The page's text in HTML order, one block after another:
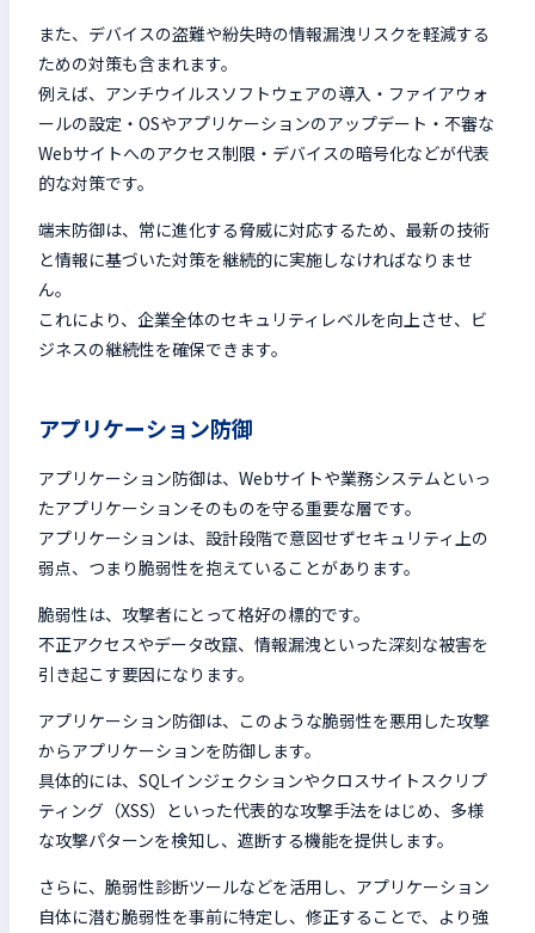
また、デバイスの盗難や紛失時の情報漏洩リスクを軽減する
ための対策も含まれます。
例えば、アンチウイルスソフトウェアの導入・ファイアウォ
ールの設定・OSやアプリケーションのアップデート・不審な
Webサイトへのアクセス制限・デバイスの暗号化などが代表
的な対策です。
端末防御は、常に進化する脅威に対応するため、最新の技術
と情報に基づいた対策を継続的に実施しなければなりませ
ん。
これにより、企業全体のセキュリティレベルを向上させ、ビ
ジネスの継続性を確保できます。
アプリケーション防御
アプリケーション防御は、Webサイトや業務システムといっ
たアプリケーションそのものを守る重要な層です。
アプリケーションは、設計段階で意図せずセキュリティ上の
弱点、つまり脆弱性を抱えていることがあります。
脆弱性は、攻撃者にとって格好の標的です。
不正アクセスやデータ改竄、情報漏洩といった深刻な被害を
引き起こす要因になります。
アプリケーション防御は、このような脆弱性を悪用した攻撃
からアプリケーションを防御します。
具体的には、SQLインジェクションやクロスサイトスクリプ
ティング（XSS）といった代表的な攻撃手法をはじめ、多様
な攻撃パターンを検知し、遮断する機能を提供します。
さらに、脆弱性診断ツールなどを活用し、アプリケーション
自体に潜む脆弱性を事前に特定し、修正することで、より強